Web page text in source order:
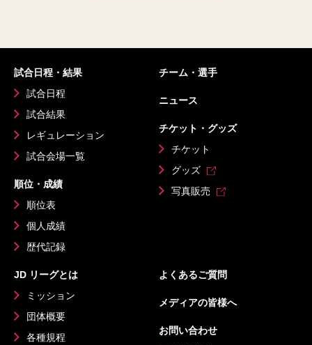
試合日程・結果
試合日程
試合結果
レギュレーション
試合会場一覧
順位・成績
順位表
個人成績
歴代記録
チーム・選手
ニュース
チケット・グッズ
チケット
グッズ
写真販売
JD リーグとは
ミッション
団体概要
各種規程
よくあるご質問
メディアの皆様へ
お問い合わせ